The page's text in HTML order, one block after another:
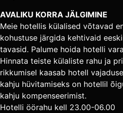
AVALIKU KORRA JÄLGIMINE
Meie hotellis külalised võtavad
kohustuse järgida kehtivaid
tavasid. Palume hoida hotelli
Hinnata teiste külaliste rahu ja
rikkumisel kaasab hotell
kahju hüvitamiseks on hotellil
kahju kompenseerimist.
Hotelli öörahu kell 23.00-06.00